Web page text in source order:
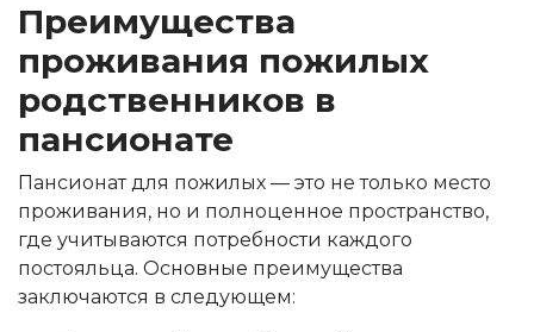
Преимущества
проживания пожилых
родственников в
пансионате
Пансионат для пожилых — это не только место
проживания, но и полноценное пространство,
где учитываются потребности каждого
постояльца. Основные преимущества
заключаются в следующем: